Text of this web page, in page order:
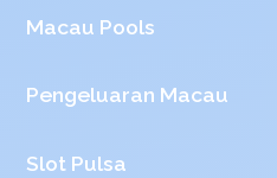
Macau Pools
Pengeluaran Macau
Slot Pulsa